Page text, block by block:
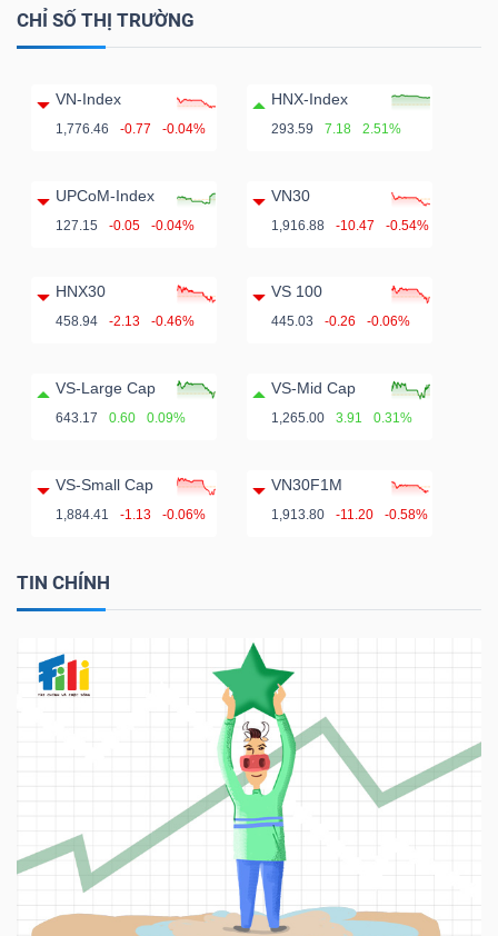
CHỈ SỐ THỊ TRƯỜNG
VN-Index
1,776.46 -0.77 -0.04%
HNX-Index
293.59 7.18 2.51%
UPCoM-Index
127.15 -0.05 -0.04%
VN30
1,916.88 -10.47 -0.54%
HNX30
458.94 -2.13 -0.46%
VS 100
445.03 -0.26 -0.06%
VS-Large Cap
643.17 0.60 0.09%
VS-Mid Cap
1,265.00 3.91 0.31%
VS-Small Cap
1,884.41 -1.13 -0.06%
VN30F1M
1,913.80 -11.20 -0.58%
TIN CHÍNH